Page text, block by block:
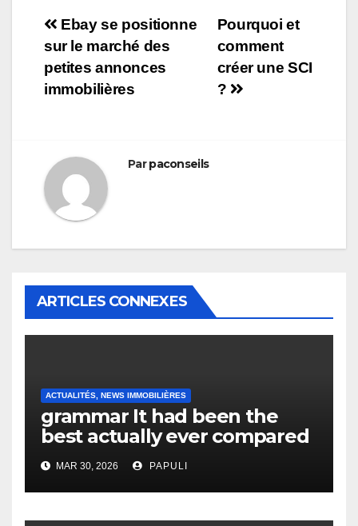
Navigation
de
l’article
Pourquoi et
comment
créer une SCI
?
Ebay se positionne
sur le marché des
petites annonces
immobilières
Parpaconseils
ARTICLES CONNEXES
ACTUALITÉS, NEWS IMMOBILIÈRES
grammar It had been the
best actually ever compared
to it’s the top actually?
English Vocabulary Learners
Heap Change
MAR 30, 2026 PAPULI